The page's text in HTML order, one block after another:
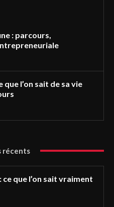
: parcours,
l’on sait de sa vie
récents
que l’on sait vraiment